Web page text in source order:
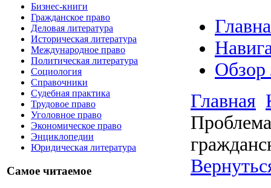
Бизнес-книги
Гражданское право
Деловая литература
Историческая литература
Международное право
Политическая литература
Социология
Справочники
Судебная практика
Трудовое право
Уголовное право
Экономическое право
Энциклопедии
Юридическая литература
Самое читаемое
Обзор
Главная